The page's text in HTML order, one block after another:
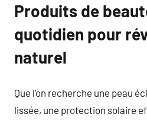
Produits de
quotidien pour
naturel
Que l’on recherche une peau
lissée, une protection solaire